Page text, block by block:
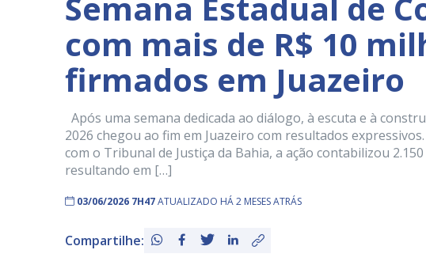
com mais de R$ 10
firmados em Juazeiro
Após uma semana dedicada ao diálogo, à escuta e à
2026 chegou ao fim em Juazeiro com resultados
com o Tribunal de Justiça da Bahia, a ação contabilizou
resultando em […]
03/06/2026 7H47ATUALIZADO HÁ 2 MESES ATRÁS
Compartilhe: